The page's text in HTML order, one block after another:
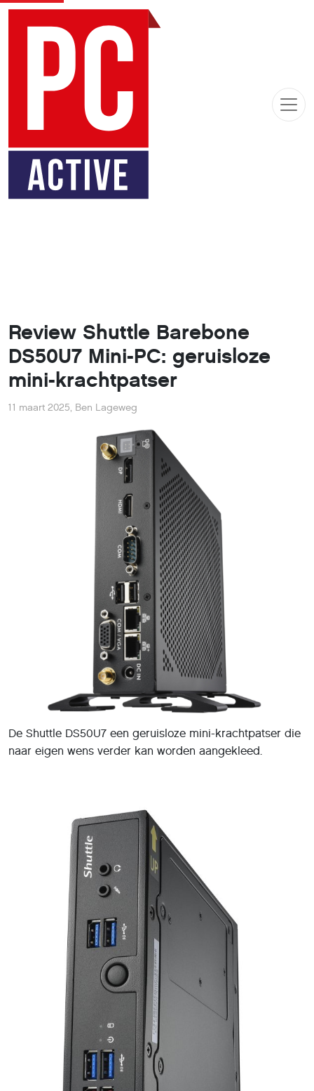
Review Shuttle Barebone
DS50U7 Mini-PC: geruisloze
mini-krachtpatser
11 maart 2025, Ben Lageweg
De Shuttle DS50U7 een geruisloze mini-krachtpatser die
naar eigen wens verder kan worden aangekleed.